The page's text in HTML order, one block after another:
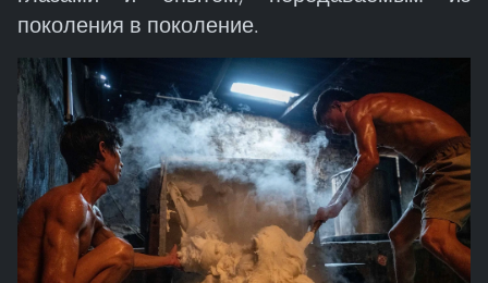
поколения в поколение.